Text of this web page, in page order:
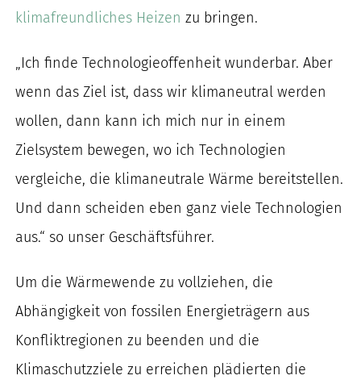
klimafreundliches Heizen zu bringen.
„Ich finde Technologieoffenheit wunderbar. Aber
wenn das Ziel ist, dass wir klimaneutral werden
wollen, dann kann ich mich nur in einem
Zielsystem bewegen, wo ich Technologien
vergleiche, die klimaneutrale Wärme bereitstellen.
Und dann scheiden eben ganz viele Technologien
aus.“ so unser Geschäftsführer.
Um die Wärmewende zu vollziehen, die
Abhängigkeit von fossilen Energieträgern aus
Konfliktregionen zu beenden und die
Klimaschutzziele zu erreichen plädierten die